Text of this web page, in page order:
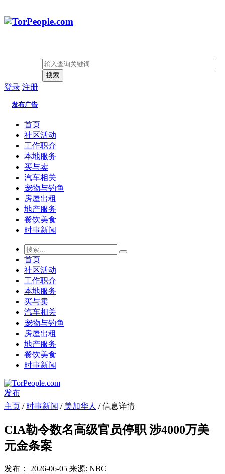
搜索
登录 注册
发布广告
首页
社区活动
工作职介
本地服务
买与卖
汽车相关
宠物与钓鱼
房屋出租
地产服务
餐饮美食
时事新闻
首页
社区活动
工作职介
本地服务
买与卖
汽车相关
宠物与钓鱼
房屋出租
地产服务
餐饮美食
时事新闻
发布
主页 / 时事新闻 / 美加华人 / 信息详情
CIA勒令数名高级官员停职 涉4000万美
元金条案
发布： 2026-06-05 来源: NBC